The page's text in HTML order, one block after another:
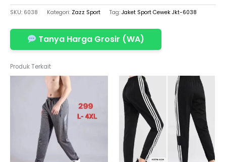
SKU: 6038 Kategori: Zazz Sport Tag: Jaket Sport Cewek Jkt-6038
Tanya Harga Grosir (WA)
Produk Terkait